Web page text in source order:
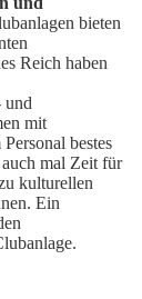
bieten
Reich haben
und
mit
bestes
mal Zeit für
kulturellen
Ein